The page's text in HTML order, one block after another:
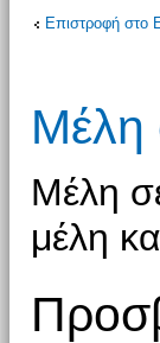
Επιστροφή στο
Μέλη
Μέλη
μέλη